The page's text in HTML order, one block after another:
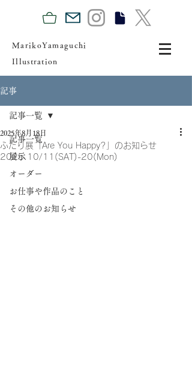
MarikoYamaguchi
Illustration
記事
記事一覧
展示
オーダー
お仕事や作品のこと
その他のお知らせ
記事一覧
ふたり展「Are You Happy?」のお知らせ
2025.10/11(SAT)-20(Mon)
2025年8月18日